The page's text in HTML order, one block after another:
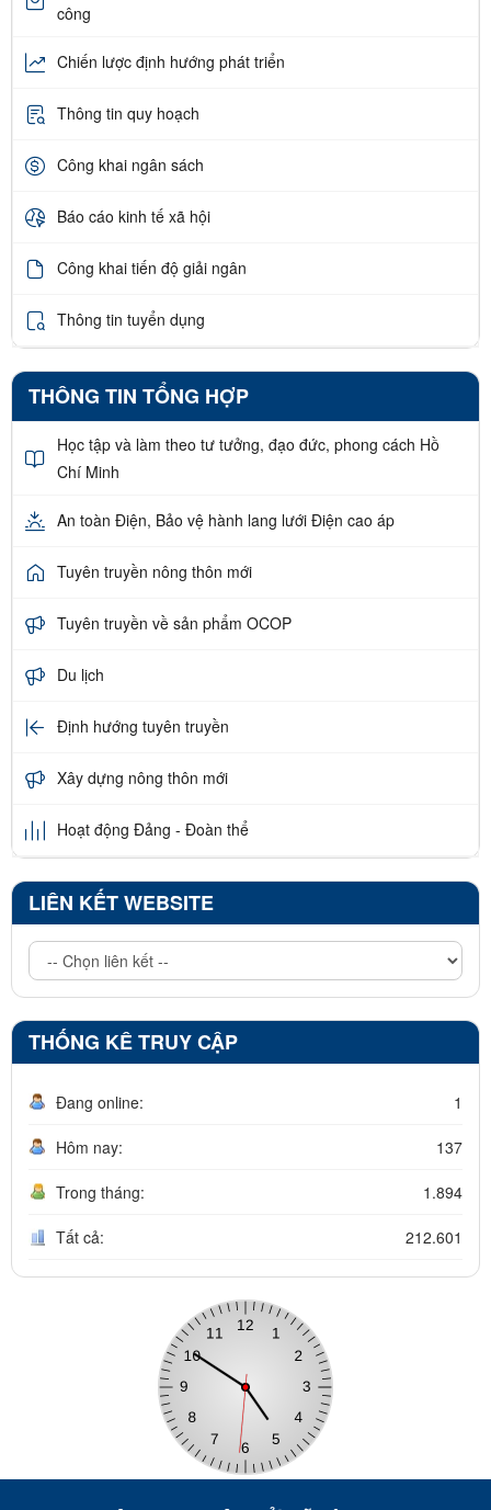
công
Chiến lược định hướng phát triển
Thông tin quy hoạch
Công khai ngân sách
Báo cáo kinh tế xã hội
Công khai tiến độ giải ngân
Thông tin tuyển dụng
THÔNG TIN TỔNG HỢP
Học tập và làm theo tư tưởng, đạo đức, phong cách Hồ
Chí Minh
An toàn Điện, Bảo vệ hành lang lưới Điện cao áp
Tuyên truyền nông thôn mới
Tuyên truyền về sản phẩm OCOP
Du lịch
Định hướng tuyên truyền
Xây dựng nông thôn mới
Hoạt động Đảng - Đoàn thể
LIÊN KẾT WEBSITE
THỐNG KÊ TRUY CẬP
Đang online: 1
Hôm nay: 137
Trong tháng: 1.894
Tất cả: 212.601